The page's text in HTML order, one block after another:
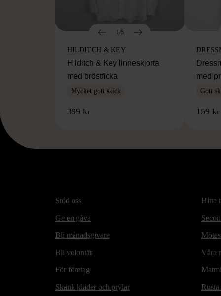
1/5
HILDITCH & KEY
Hilditch & Key linneskjorta
med bröstficka
Mycket gott skick
399 kr
med
Gott
159 kr
Stöd oss
Ge en gåva
Bli månadsgivare
Bli volontär
För företag
Skänk kläder och prylar
Hitta
Våra